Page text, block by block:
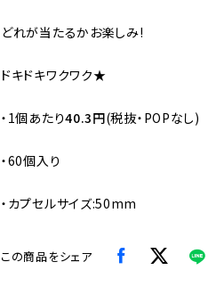
どれが当たるかお楽しみ!
ドキドキワクワク★
・ 1個あたり40.3円(税抜・POPなし)
・60個入り
・カプセルサイズ:50mm
この商品をシェア